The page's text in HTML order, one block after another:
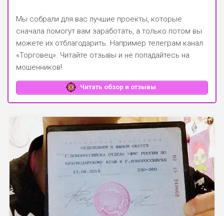
Мы собрали для вас лучшие проекты, которые
сначала помогут вам заработать, а только потом вы
можете их отблагодарить. Например телеграм канал
«Торговец». Читайте отзывы и не попадайтесь на
мошенников!
Читать обзор и отзывы